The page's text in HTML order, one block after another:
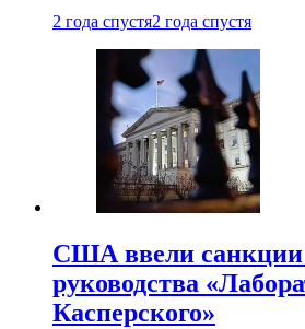
2 года спустя2 года спустя
США ввели санкции
руководства
Касперского»